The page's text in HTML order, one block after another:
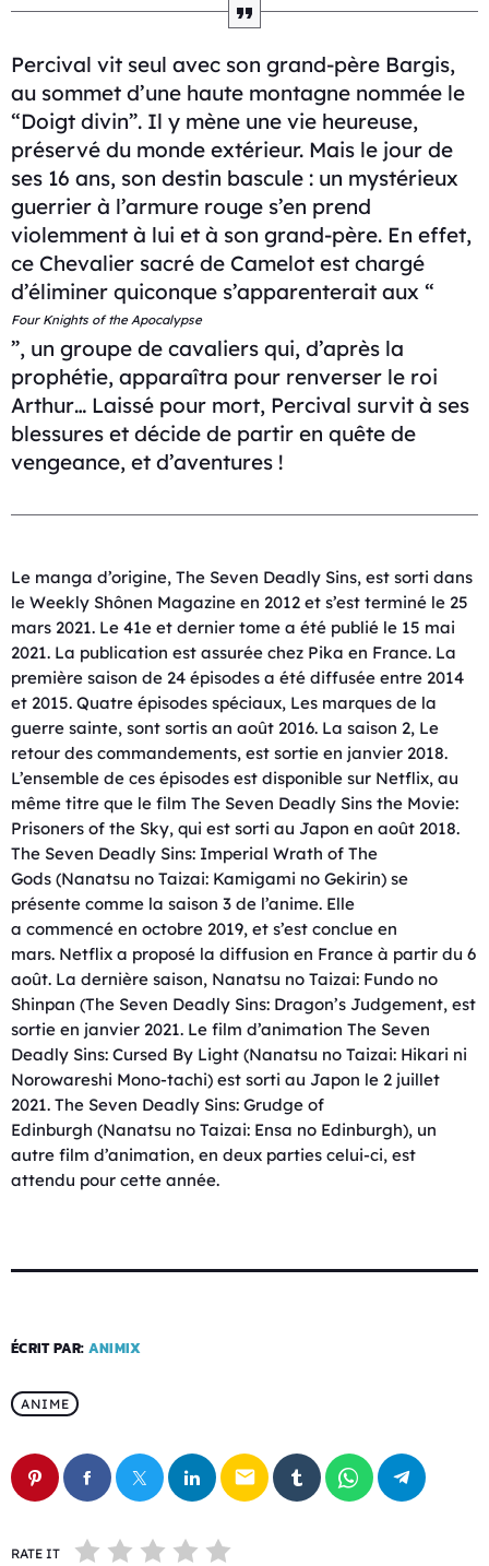
Percival vit seul avec son grand-père Bargis,
au sommet d’une haute montagne nommée le
“Doigt divin”. Il y mène une vie heureuse,
préservé du monde extérieur. Mais le jour de
ses 16 ans, son destin bascule : un mystérieux
guerrier à l’armure rouge s’en prend
violemment à lui et à son grand-père. En effet,
ce Chevalier sacré de Camelot est chargé
d’éliminer quiconque s’apparenterait aux “
Four Knights of the Apocalypse
”, un groupe de cavaliers qui, d’après la
prophétie, apparaîtra pour renverser le roi
Arthur… Laissé pour mort, Percival survit à ses
blessures et décide de partir en quête de
vengeance, et d’aventures !
Le manga d’origine, The Seven Deadly Sins, est sorti dans
le Weekly Shônen Magazine en 2012 et s’est terminé le 25
mars 2021. Le 41e et dernier tome a été publié le 15 mai
2021. La publication est assurée chez Pika en France. La
première saison de 24 épisodes a été diffusée entre 2014
et 2015. Quatre épisodes spéciaux, Les marques de la
guerre sainte, sont sortis an août 2016. La saison 2, Le
retour des commandements, est sortie en janvier 2018.
L’ensemble de ces épisodes est disponible sur Netflix, au
même titre que le film The Seven Deadly Sins the Movie:
Prisoners of the Sky, qui est sorti au Japon en août 2018.
The Seven Deadly Sins: Imperial Wrath of The
Gods (Nanatsu no Taizai: Kamigami no Gekirin) se
présente comme la saison 3 de l’anime. Elle
a commencé en octobre 2019, et s’est conclue en
mars. Netflix a proposé la diffusion en France à partir du 6
août. La dernière saison, Nanatsu no Taizai: Fundo no
Shinpan (The Seven Deadly Sins: Dragon’s Judgement, est
sortie en janvier 2021. Le film d’animation The Seven
Deadly Sins: Cursed By Light (Nanatsu no Taizai: Hikari ni
Norowareshi Mono-tachi) est sorti au Japon le 2 juillet
2021. The Seven Deadly Sins: Grudge of
Edinburgh (Nanatsu no Taizai: Ensa no Edinburgh), un
autre film d’animation, en deux parties celui-ci, est
attendu pour cette année.
ÉCRIT PAR: ANIMIX
ANIME
email
RATE IT